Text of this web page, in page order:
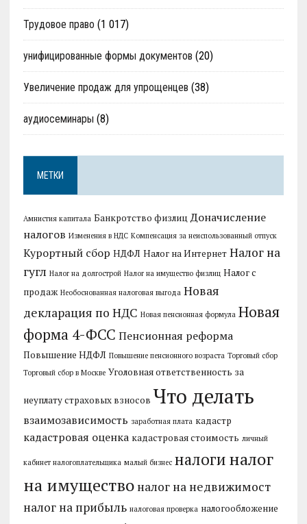
Трудовое право (1 017)
унифицированные формы документов (20)
Увеличение продаж для упрощенцев (38)
аудиосеминары (8)
МЕТКИ
Амнистия капитала Банкротство физлиц Доначисление
налогов Изменения в НДС Компенсация за неиспользованный отпуск
Курортный сбор НДФЛ Налог на Интернет Налог на
гугл Налог на долгострой Налог на имущество физлиц Налог с
продаж Необоснованная налоговая выгода Новая
декларация по НДС Новая пенсионная формула Новая
форма 4-ФСС Пенсионная реформа
Повышение НДФЛ Повышение пенсионного возраста Торговый сбор
Торговый сбор в Москве Уголовная ответственность за
неуплату страховых взносов Что делать
взаимозависимость заработная плата кадастр
кадастровая оценка кадастровая стоимость личный
кабинет налогоплательщика малый бизнес налоги налог
на имущество налог на недвижимост
налог на прибыль налоговая проверка налогообложение